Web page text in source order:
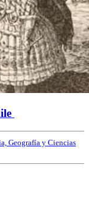
Geografía y Ciencias